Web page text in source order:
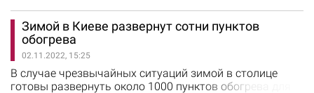
Кличко. Градоначальник напомнил, что агрессор
намеревается уничтожить критическую
инфраструктуру Украины, чтобы оставить жителей
страны зимой без света, тепла и воды. "Несколько дней
назад журналисты спросили меня: есть…
Зимой в Киеве развернут сотни пунктов
обогрева
02.11.2022, 15:25
В случае чрезвычайных ситуаций зимой в столице
готовы развернуть около 1000 пунктов обогрева для